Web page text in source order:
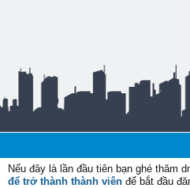
Nếu đây là lần đầu tiên bạn ghé thăm
để trở thành thành viên để bắt đầu